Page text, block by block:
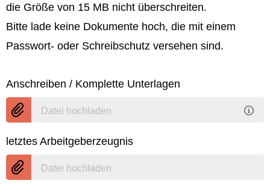
die Größe von 15 MB nicht überschreiten.
Bitte lade keine Dokumente hoch, die mit einem
Passwort- oder Schreibschutz versehen sind.
Anschreiben / Komplette Unterlagen
Datei hochladen
letztes Arbeitgeberzeugnis
Datei hochladen